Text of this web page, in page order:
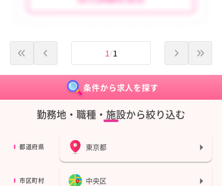
1 1
条件から求人を探す
勤務地・職種・施設から絞り込む
都道府県 東京都
市区町村 中央区